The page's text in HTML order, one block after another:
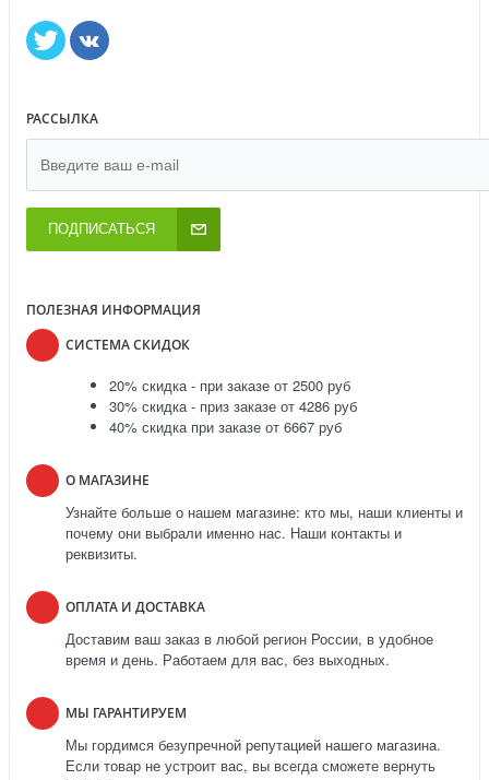
РАССЫЛКА
ПОДПИСАТЬСЯ
ПОЛЕЗНАЯ ИНФОРМАЦИЯ
СИСТЕМА СКИДОК
20% скидка - при заказе от 2500 руб
30% скидка - приз заказе от 4286 руб
40% скидка при заказе от 6667 руб
О МАГАЗИНЕ
Узнайте больше о нашем магазине: кто мы, наши клиенты и
почему они выбрали именно нас. Наши контакты и
реквизиты.
ОПЛАТА И ДОСТАВКА
Доставим ваш заказ в любой регион России, в удобное
время и день. Работаем для вас, без выходных.
МЫ ГАРАНТИРУЕМ
Мы гордимся безупречной репутацией нашего магазина.
Если товар не устроит вас, вы всегда сможете вернуть